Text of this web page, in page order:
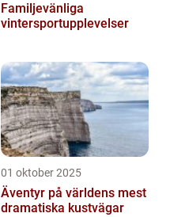
Familjevänliga
vintersportupplevelser
01 oktober 2025
Äventyr på världens mest
dramatiska kustvägar